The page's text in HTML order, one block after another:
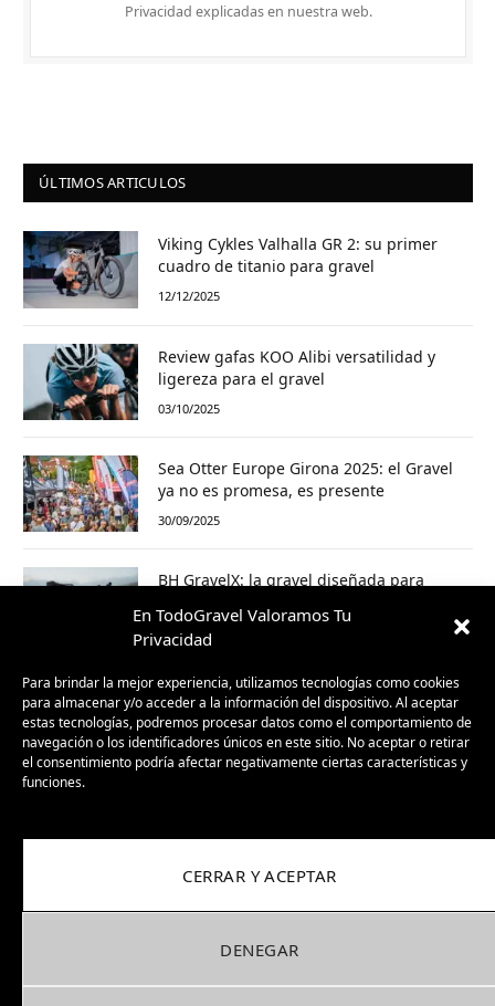
En TodoGravel Valoramos Tu
Privacidad
Para brindar la mejor experiencia, utilizamos tecnologías como cookies
para almacenar y/o acceder a la información del dispositivo. Al aceptar
estas tecnologías, podremos procesar datos como el comportamiento de
navegación o los identificadores únicos en este sitio. No aceptar o retirar
el consentimiento podría afectar negativamente ciertas características y
funciones.
CERRAR Y ACEPTAR
DENEGAR
Privacidad explicadas en nuestra web.
ÚLTIMOS ARTICULOS
Viking Cykles Valhalla GR 2: su primer
cuadro de titanio para gravel
12/12/2025
Review gafas KOO Alibi versatilidad y
ligereza para el gravel
03/10/2025
Sea Otter Europe Girona 2025: el Gravel
ya no es promesa, es presente
30/09/2025
BH GravelX: la gravel diseñada para
23/09/2025